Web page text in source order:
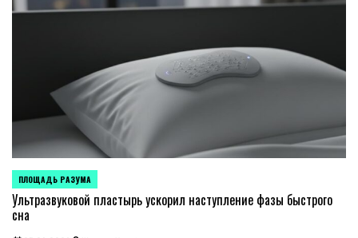
POSTED
IN
ПЛОЩАДЬ РАЗУМА
Ультразвуковой пластырь ускорил наступление фазы быстрого
сна